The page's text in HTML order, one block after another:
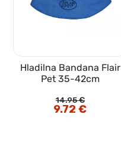
Hladilna Bandana Flair
Pet 35-42cm
14.95€
Izvirna
cena
9.72€Trenutna
cena